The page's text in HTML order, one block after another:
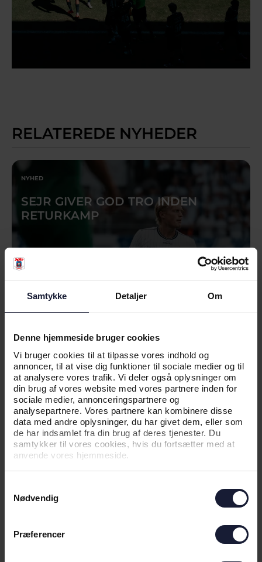
Samtykke Detaljer Om
Denne hjemmeside bruger cookies
Vi bruger cookies til at tilpasse vores indhold og
annoncer, til at vise dig funktioner til sociale medier og til
at analysere vores trafik. Vi deler også oplysninger om
din brug af vores website med vores partnere inden for
sociale medier, annonceringspartnere og
analysepartnere. Vores partnere kan kombinere disse
data med andre oplysninger, du har givet dem, eller som
de har indsamlet fra din brug af deres tjenester. Du
samtykker til vores cookies, hvis du fortsætter med at
anvende vores hjemmeside.
Nødvendig
Præferencer
RELATEREDE NYHEDER
NYHED
SEJR GIVER GOD TRO INDEN
RETURKAMP
05.08.2026
NYHED
SEJR I FØRSTE OMGANG I CL-
KVALIFIKATIONEN